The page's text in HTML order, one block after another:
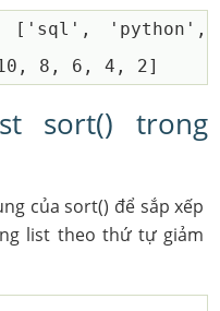
['sql', 'python',
sort() trong
của sort() để sắp xếp
list theo thứ tự giảm